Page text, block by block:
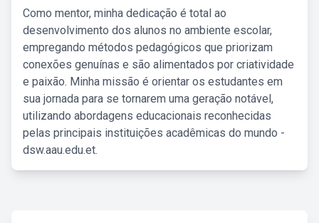
Como mentor, minha dedicação é total ao
desenvolvimento dos alunos no ambiente escolar,
empregando métodos pedagógicos que priorizam
conexões genuínas e são alimentados por criatividade
e paixão. Minha missão é orientar os estudantes em
sua jornada para se tornarem uma geração notável,
utilizando abordagens educacionais reconhecidas
pelas principais instituições acadêmicas do mundo -
dsw.aau.edu.et.